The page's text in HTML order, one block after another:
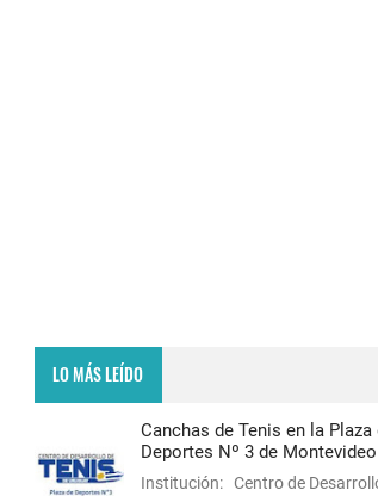
LO MÁS LEÍDO
Canchas de Tenis en la Plaza
Deportes Nº 3 de Montevideo
Institución: Centro de